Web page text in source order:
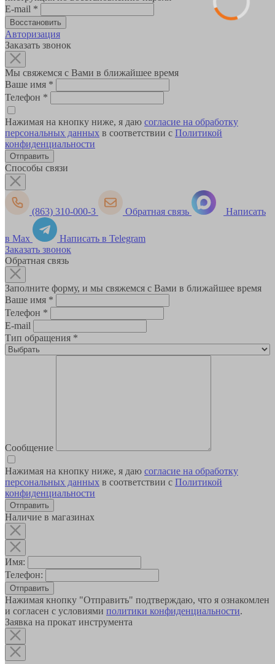
E-mail *
Авторизация
Заказать звонок
Мы свяжемся с Вами в ближайшее время
Ваше имя *
Телефон *
Нажимая на кнопку ниже, я даю согласие на обработку
персональных данных в соответствии с Политикой
конфиденциальности
Способы связи
(863) 310-000-3 Обратная связь Написать
в Max
Написать в Telegram
Заказать звонок
Обратная связь
Заполните форму, и мы свяжемся с Вами в ближайшее время
Ваше имя *
Телефон *
E-mail
Тип обращения *
Сообщение
Нажимая на кнопку ниже, я даю согласие на обработку
персональных данных в соответствии с Политикой
конфиденциальности
Наличие в магазинах
Имя:
Телефон:
Отправить
Нажимая кнопку "Отправить" подтверждаю, что я ознакомлен
и согласен с условиями политики конфиденциальности.
Заявка на прокат инструмента